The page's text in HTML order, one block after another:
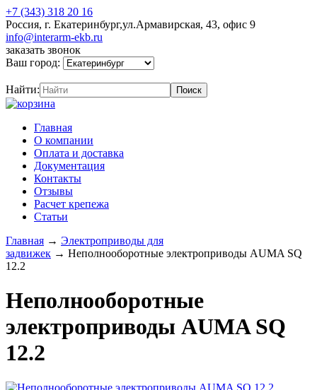
+7 (343) 318 20 16
Россия, г. Екатеринбург,ул.Армавирская, 43, офис 9
info@interarm-ekb.ru
заказать звонок
Ваш город:
Найти:
Главная
О компании
Оплата и доставка
Документация
Контакты
Отзывы
Расчет крепежа
Статьи
Главная → Электроприводы для
задвижек → Неполнооборотные электроприводы AUMA SQ
12.2
Неполнооборотные
электроприводы AUMA SQ
12.2